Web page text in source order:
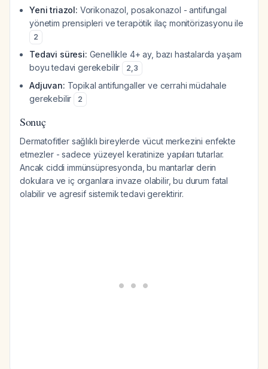
Yeni triazol: Vorikonazol, posakonazol - antifungal
yönetim prensipleri ve terapötik ilaç monitörizasyonu ile
2
Tedavi süresi: Genellikle 4+ ay, bazı hastalarda yaşam
boyu tedavi gerekebilir
2,3
Adjuvan: Topikal antifungaller ve cerrahi müdahale
gerekebilir
2
Sonuç
Dermatofitler sağlıklı bireylerde vücut merkezini enfekte
etmezler - sadece yüzeyel keratinize yapıları tutarlar.
Ancak ciddi immünsüpresyonda, bu mantarlar derin
dokulara ve iç organlara invaze olabilir, bu durum fatal
olabilir ve agresif sistemik tedavi gerektirir.